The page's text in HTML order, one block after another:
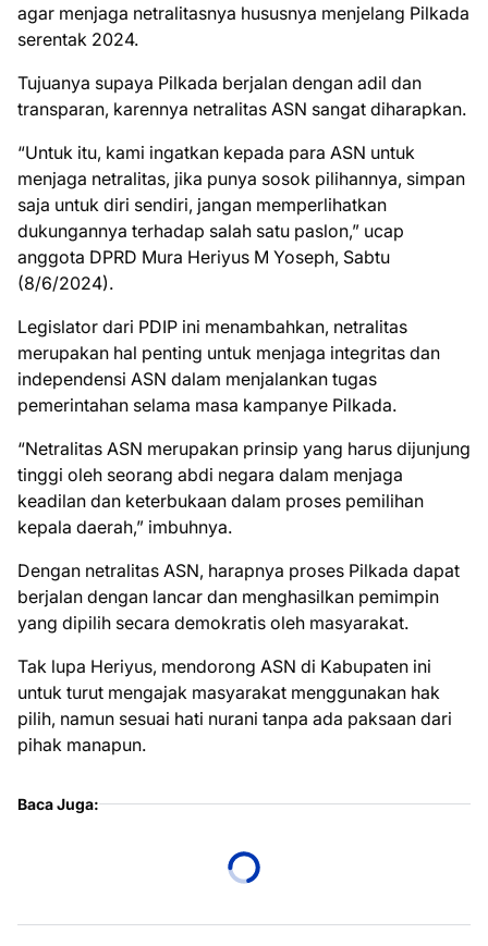
agar menjaga netralitasnya hususnya menjelang Pilkada
serentak 2024.
Tujuanya supaya Pilkada berjalan dengan adil dan
transparan, karennya netralitas ASN sangat diharapkan.
“Untuk itu, kami ingatkan kepada para ASN untuk
menjaga netralitas, jika punya sosok pilihannya, simpan
saja untuk diri sendiri, jangan memperlihatkan
dukungannya terhadap salah satu paslon,” ucap
anggota DPRD Mura Heriyus M Yoseph, Sabtu
(8/6/2024).
Legislator dari PDIP ini menambahkan, netralitas
merupakan hal penting untuk menjaga integritas dan
independensi ASN dalam menjalankan tugas
pemerintahan selama masa kampanye Pilkada.
“Netralitas ASN merupakan prinsip yang harus dijunjung
tinggi oleh seorang abdi negara dalam menjaga
keadilan dan keterbukaan dalam proses pemilihan
kepala daerah,” imbuhnya.
Dengan netralitas ASN, harapnya proses Pilkada dapat
berjalan dengan lancar dan menghasilkan pemimpin
yang dipilih secara demokratis oleh masyarakat.
Tak lupa Heriyus, mendorong ASN di Kabupaten ini
untuk turut mengajak masyarakat menggunakan hak
pilih, namun sesuai hati nurani tanpa ada paksaan dari
pihak manapun.
Baca Juga: